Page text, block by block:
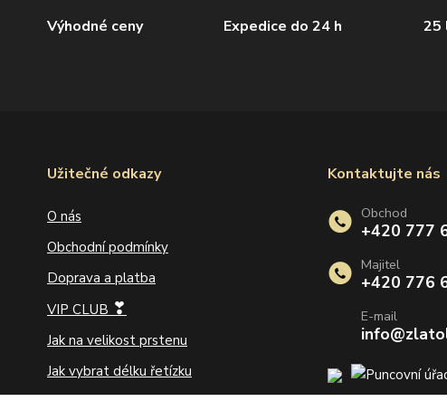
Výhodné ceny Expedice do 24 h 25
Užitečné odkazy
O nás
Obchodní podmínky
Doprava a platba
VIP CLUB ❣
Jak na velikost prstenu
Jak vybrat délku řetízku
Kontaktujte nás
Obchod
+420 777
Majitel
+420 776
E-mail